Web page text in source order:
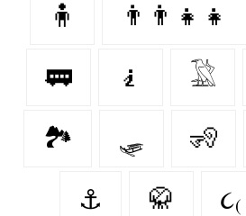
🧍‍ 👨‍👨‍👧‍👧
🚃 🧎‍ 𓅁
🏞 🛷 🧏‍
⚓️ 🥋